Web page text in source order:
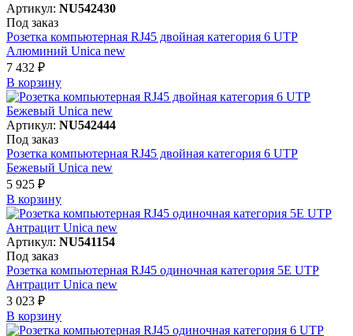
Артикул: NU542430
Под заказ
Розетка компьютерная RJ45 двойная категория 6 UTP
Алюминий Unica new
7 432 ₽
В корзинy
Артикул: NU542444
Под заказ
Розетка компьютерная RJ45 двойная категория 6 UTP
Бежевый Unica new
5 925 ₽
В корзинy
Артикул: NU541154
Под заказ
Розетка компьютерная RJ45 одиночная категория 5Е UTP
Антрацит Unica new
3 023 ₽
В корзинy